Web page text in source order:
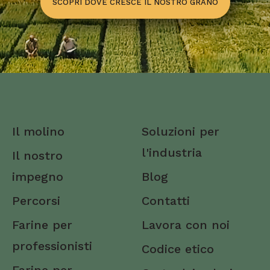
Brindisi
Cagliari
Caltanissetta
Cosenza
SCOPRI DOVE CRESCE IL NOSTRO GRANO
Il molino
Il nostro
impegno
Percorsi
Farine per
professionisti
Soluzioni per
l'industria
Blog
Contatti
Lavora con noi
Codice etico